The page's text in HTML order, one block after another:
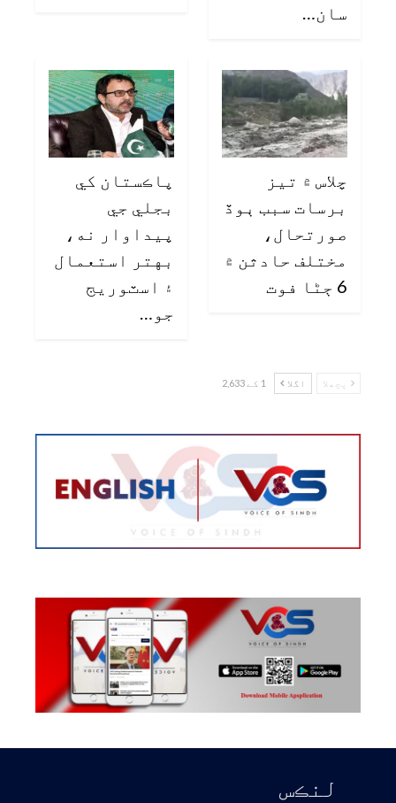
سان…
چلاس ۾ تيز
برسات سبب ٻوڏ
صورتحال،
مختلف حادثن ۾
6 ڄڻا فوت
پاڪستان کي
بجلي جي
پيداوار نه،
بهتر استعمال
۽ اسٽوريج
جو…
پچھلا اگلا 1 کے 2,633
لنڪس